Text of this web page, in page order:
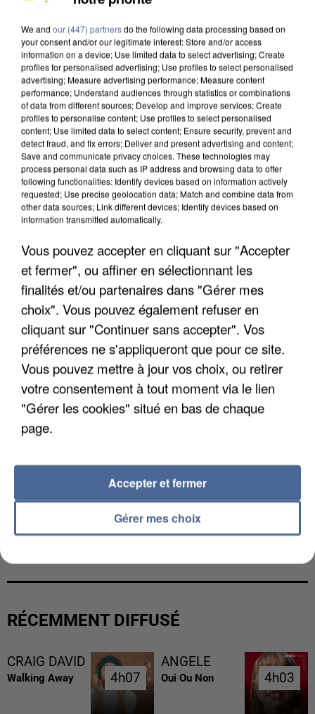
APRÈS TOUTES CES CANICULES, LES REFUGES
DE FAUNE SAUVAGE SONT...
L’UN DES FONDATEURS SUPPOSÉS DE LA DZ
RÉCEMMENT DIFFUSÉ
CRAIG DAVID
Walking Away 4h07
4h07
ANGELE
Oui Ou Non 4h03
4h03
We and our (447) partnersdo the following data processing based on
your consent and/or our legitimate interest: Store and/or access
information on a device; Use limited data to select advertising; Create
profiles for personalised advertising; Use profiles to select personalised
advertising; Measure advertising performance; Measure content
performance; Understand audiences through statistics or combinations
of data from different sources; Develop and improve services; Create
profiles to personalise content; Use profiles to select personalised
content; Use limited data to select content; Ensure security, prevent and
detect fraud, and fix errors; Deliver and present advertising and content;
Save and communicate privacy choices. These technologies may
process personal data such as IP address and browsing data to offer
following functionalities: Identify devices based on information actively
requested; Use precise geolocation data; Match and combine data from
other data sources; Link different devices; Identify devices based on
information transmitted automatically.
Vous pouvez accepter en cliquant sur "Accepter
et fermer", ou affiner en sélectionnant les
finalités et/ou partenaires dans "Gérer mes
choix". Vous pouvez également refuser en
cliquant sur "Continuer sans accepter". Vos
préférences ne s'appliqueront que pour ce site.
Vous pouvez mettre à jour vos choix, ou retirer
votre consentement à tout moment via le lien
"Gérer les cookies" situé en bas de chaque
page.
Gérer mes choix
Accepter et fermer